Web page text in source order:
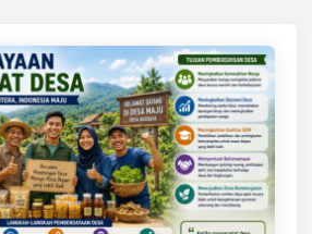
f
a
a
t
,
d
a
g
e
r
t
i
a
n
,
m
P
e
m
b
e
r